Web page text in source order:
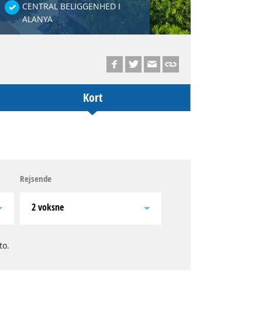
CENTRAL BELIGGENHED I
ALANYA
Kort
Rejsende
2 voksne